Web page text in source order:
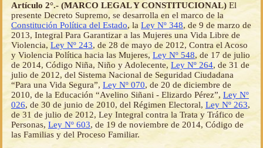
Artículo 2°.- (MARCO LEGAL Y CONSTITUCIONAL) El
presente Decreto Supremo, se desarrolla en el marco de la
Constitución Política del Estado, la Ley Nº 348, de 9 de marzo de
2013, Integral Para Garantizar a las Mujeres una Vida Libre de
Violencia, Ley Nº 243, de 28 de mayo de 2012, Contra el Acoso
y Violencia Política hacia las Mujeres,Ley Nº 548, de 17 de julio
de 2014, Código Niña, Niño y Adolecente, Ley Nº 264, de 31 de
julio de 2012, del Sistema Nacional de Seguridad Ciudadana
“Para una Vida Segura”, Ley Nº 070, de 20 de diciembre de
2010, de la Educación “Avelino Siñani - Elizardo Pérez”, Ley Nº
026, de 30 de junio de 2010, del Régimen Electoral, Ley Nº 263,
de 31 de julio de 2012, Ley Integral contra la Trata y Tráfico de
Personas, Ley Nº 603, de 19 de noviembre de 2014, Código de
las Familias y del Proceso Familiar.